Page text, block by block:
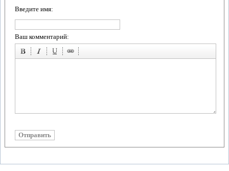
Введите имя:
Ваш комментарий: